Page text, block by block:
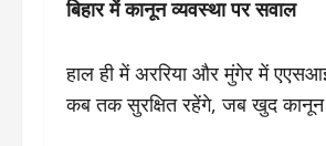
बिहार में कानून व्यवस्था पर सवाल
हाल ही में अररिया और मुंगेर में
कब तक सुरक्षित रहेंगे, जब खुद कानून